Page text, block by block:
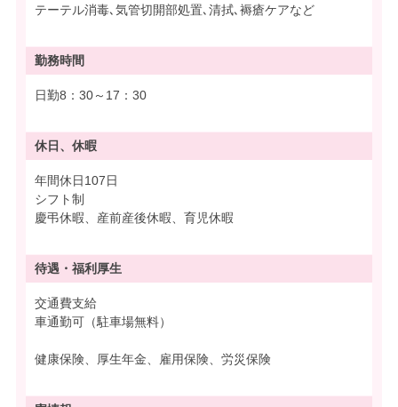
テーテル消毒､気管切開部処置､清拭､褥瘡ケアなど
勤務時間
日勤8：30～17：30
休日、休暇
年間休日107日
シフト制
慶弔休暇、産前産後休暇、育児休暇
待遇・ 福利厚生
交通費支給
車通勤可（駐車場無料）
健康保険、厚生年金、雇用保険、労災保険